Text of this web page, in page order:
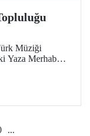
Müziği
Yaza Merhaba
...